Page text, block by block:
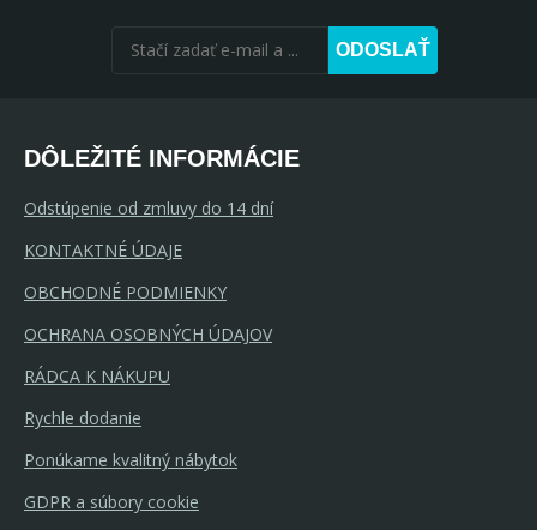
ODOSLAŤ
DÔLEŽITÉ INFORMÁCIE
Odstúpenie od zmluvy do 14 dní
KONTAKTNÉ ÚDAJE
OBCHODNÉ PODMIENKY
OCHRANA OSOBNÝCH ÚDAJOV
RÁDCA K NÁKUPU
Rychle dodanie
Ponúkame kvalitný nábytok
GDPR a súbory cookie